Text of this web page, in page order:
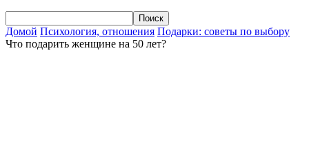
Домой Психология, отношения Подарки: советы по выбору
Что подарить женщине на 50 лет?